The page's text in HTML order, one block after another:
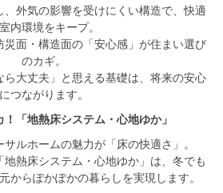
外気の影響を受けにくい構造で、快適
内環境をキープ。
面・構造面の「安心感」が住まい選び
のカギ。
ら大丈夫」と思える基礎は、将来の安心
につながります。
「地熱床システム・心地ゆか」
ルホームの魅力が「床の快適さ」。
熱床システム・心地ゆか」は、冬でも
からぽかぽかの暮らしを実現します。